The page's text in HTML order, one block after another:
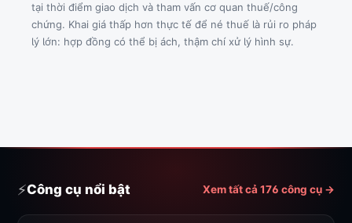
tại thời điểm giao dịch và tham vấn cơ quan thuế/công
chứng. Khai giá thấp hơn thực tế để né thuế là rủi ro pháp
lý lớn: hợp đồng có thể bị ách, thậm chí xử lý hình sự.
⚡Công cụ nổi bật Xem tất cả 176 công cụ →